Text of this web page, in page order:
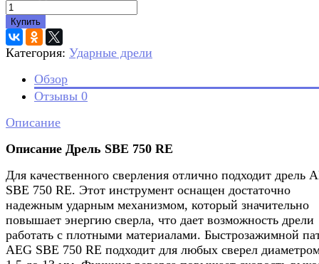
Купить
Категория: Ударные дрели
Обзор
Отзывы 0
Описание
Описание Дрель SBE 750 RE
Для качественного сверления отлично подходит дрель
SBE 750 RE. Этот инструмент оснащен достаточно
надежным ударным механизмом, который значительно
повышает энергию сверла, что дает возможность дрели
работать с плотными материалами. Быстрозажимной
AEG SBE 750 RE подходит для любых сверел